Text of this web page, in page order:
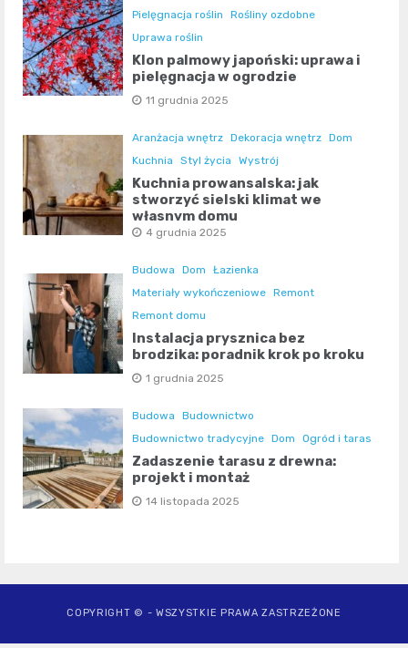
Pielęgnacja roślin
Rośliny ozdobne
Uprawa roślin
Klon palmowy japoński: uprawa i
pielęgnacja w ogrodzie
11 grudnia 2025
Aranżacja wnętrz Dekoracja wnętrz Dom
Kuchnia
Styl życia Wystrój
Kuchnia prowansalska: jak
stworzyć sielski klimat we
własnym domu
4 grudnia 2025
Budowa Dom
Łazienka
Materiały wykończeniowe Remont
Remont domu
Instalacja prysznica bez
brodzika: poradnik krok po kroku
1 grudnia 2025
Budowa
Budownictwo
Budownictwo tradycyjne Dom Ogród i taras
Zadaszenie tarasu z drewna:
projekt i montaż
14 listopada 2025
COPYRIGHT © - WSZYSTKIE PRAWA ZASTRZEŻONE